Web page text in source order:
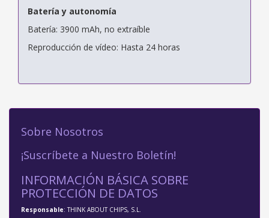
Batería y autonomía
Batería: 3900 mAh, no extraíble
Reproducción de vídeo: Hasta 24 horas
Sobre Nosotros
¡Suscríbete a Nuestro Boletín!
INFORMACIÓN BÁSICA SOBRE
PROTECCIÓN DE DATOS
Responsable: THINK ABOUT CHIPS, S.L.